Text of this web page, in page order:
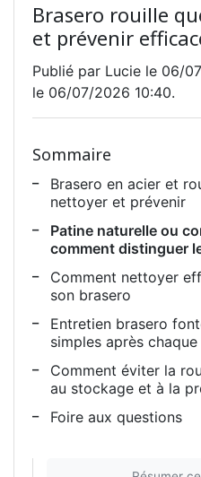
Brasero rouille
et prévenir
Publié par Lucie le 06/
le 06/07/2026 10:40.
Sommaire
Brasero en acier et
nettoyer et prévenir
Patine naturelle ou
comment distinguer
Comment nettoyer
son brasero
Entretien brasero
simples après
Comment éviter la
au stockage et à la
Foire aux questions